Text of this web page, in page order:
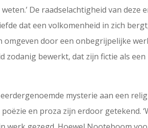
De raadselachtigheid van deze
dat een volkomenheid in zich
door een onbegrijpelijke
bewerkt, dat zijn fictie als
mysterie aan een
en proza zijn erdoor getekend.